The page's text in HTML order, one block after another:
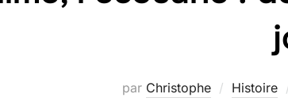
par Christophe Histoire